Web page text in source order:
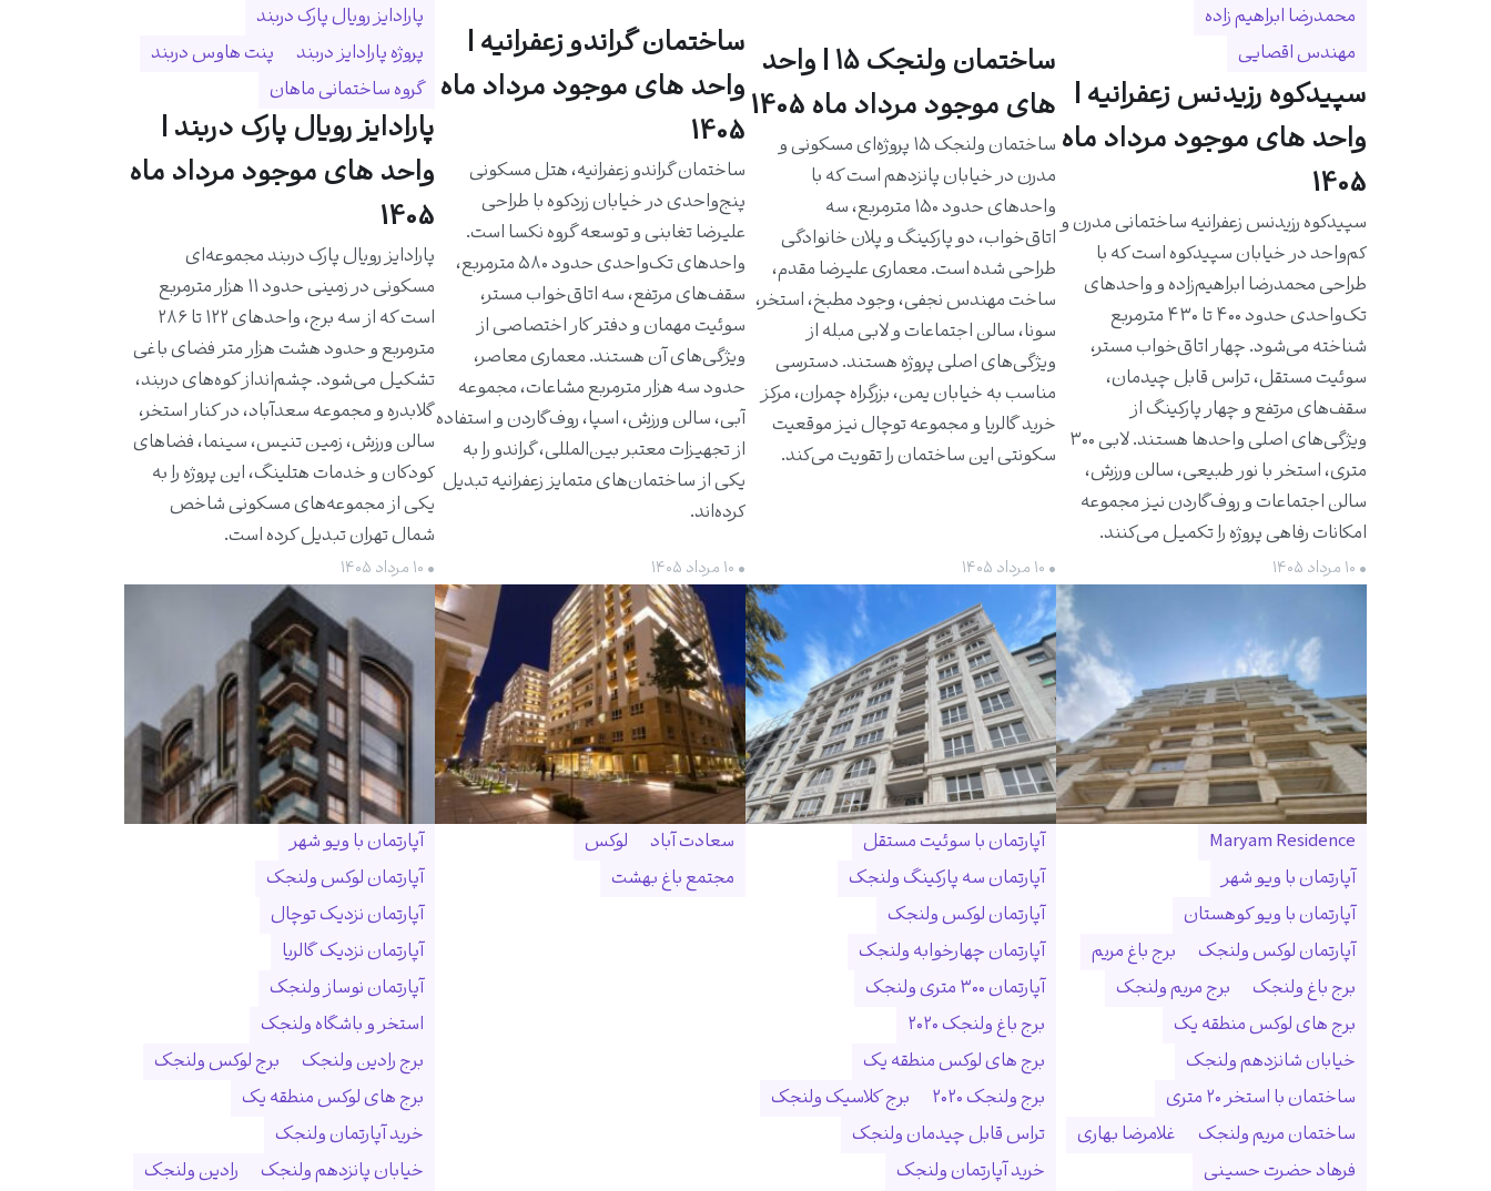
محمدرضا ابراهیم زاده
مهندس اقصایی
سپیدکوه رزیدنس زعفرانیه |
واحد های موجود مرداد ماه
1405
سپیدکوه رزیدنس زعفرانیه ساختمانی مدرن و
کم‌واحد در خیابان سپیدکوه است که با
طراحی محمدرضا ابراهیم‌زاده و واحدهای
تک‌واحدی حدود ۴۰۰ تا ۴۳۰ مترمربع
شناخته می‌شود. چهار اتاق‌خواب مستر،
سوئیت مستقل، تراس قابل چیدمان،
سقف‌های مرتفع و چهار پارکینگ از
ویژگی‌های اصلی واحدها هستند. لابی ۳۰۰
متری، استخر با نور طبیعی، سالن ورزش،
سالن اجتماعات و روف‌گاردن نیز مجموعه
امکانات رفاهی پروژه را تکمیل می‌کنند.
• ۱۰ مرداد ۱۴۰۵
ساختمان ولنجک ۱۵ | واحد
های موجود مرداد ماه 1405
ساختمان ولنجک ۱۵ پروژه‌ای مسکونی و
مدرن در خیابان پانزدهم است که با
واحدهای حدود ۱۵۰ مترمربع، سه
اتاق‌خواب، دو پارکینگ و پلان خانوادگی
طراحی شده است. معماری علیرضا مقدم،
ساخت مهندس نجفی، وجود مطبخ، استخر،
سونا، سالن اجتماعات و لابی مبله از
ویژگی‌های اصلی پروژه هستند. دسترسی
مناسب به خیابان یمن، بزرگراه چمران، مرکز
خرید گالریا و مجموعه توچال نیز موقعیت
سکونتی این ساختمان را تقویت می‌کند.
• ۱۰ مرداد ۱۴۰۵
ساختمان گراندو زعفرانیه |
واحد های موجود مرداد ماه
1405
ساختمان گراندو زعفرانیه، هتل مسکونی
پنج‌واحدی در خیابان زردکوه با طراحی
علیرضا تغابنی و توسعه گروه نکسا است.
واحدهای تک‌واحدی حدود ۵۸۰ مترمربع،
سقف‌های مرتفع، سه اتاق‌خواب مستر،
سوئیت مهمان و دفتر کار اختصاصی از
ویژگی‌های آن هستند. معماری معاصر،
حدود سه هزار مترمربع مشاعات، مجموعه
آبی، سالن ورزش، اسپا، روف‌گاردن و استفاده
از تجهیزات معتبر بین‌المللی، گراندو را به
یکی از ساختمان‌های متمایز زعفرانیه تبدیل
کرده‌اند.
• ۱۰ مرداد ۱۴۰۵
پارادایز رویال پارک دربند
پروژه پارادایز دربند
پنت هاوس دربند
گروه ساختمانی ماهان
پارادایز رویال پارک دربند |
واحد های موجود مرداد ماه
1405
پارادایز رویال پارک دربند مجموعه‌ای
مسکونی در زمینی حدود ۱۱ هزار مترمربع
است که از سه برج، واحدهای ۱۲۲ تا ۲۸۶
مترمربع و حدود هشت هزار متر فضای باغی
تشکیل می‌شود. چشم‌انداز کوه‌های دربند،
گلابدره و مجموعه سعدآباد، در کنار استخر،
سالن ورزش، زمین تنیس، سینما، فضاهای
کودکان و خدمات هتلینگ، این پروژه را به
یکی از مجموعه‌های مسکونی شاخص
شمال تهران تبدیل کرده است.
• ۱۰ مرداد ۱۴۰۵
Maryam Residence
آپارتمان با ویو شهر
آپارتمان با ویو کوهستان
آپارتمان لوکس ولنجک
برج باغ مریم
برج باغ ولنجک
برج مریم ولنجک
برج های لوکس منطقه یک
خیابان شانزدهم ولنجک
ساختمان با استخر ۲۰ متری
ساختمان مریم ولنجک
غلامرضا بهاری
فرهاد حضرت حسینی
آپارتمان با سوئیت مستقل
آپارتمان سه پارکینگ ولنجک
آپارتمان لوکس ولنجک
آپارتمان چهارخوابه ولنجک
آپارتمان ۳۰۰ متری ولنجک
برج باغ ولنجک ۲۰۲۰
برج های لوکس منطقه یک
برج ولنجک ۲۰۲۰
برج کلاسیک ولنجک
تراس قابل چیدمان ولنجک
خرید آپارتمان ولنجک
سعادت آباد
لوکس
مجتمع باغ بهشت
آپارتمان با ویو شهر
آپارتمان لوکس ولنجک
آپارتمان نزدیک توچال
آپارتمان نزدیک گالریا
آپارتمان نوساز ولنجک
استخر و باشگاه ولنجک
برج رادین ولنجک
برج لوکس ولنجک
برج های لوکس منطقه یک
خرید آپارتمان ولنجک
خیابان پانزدهم ولنجک
رادین ولنجک